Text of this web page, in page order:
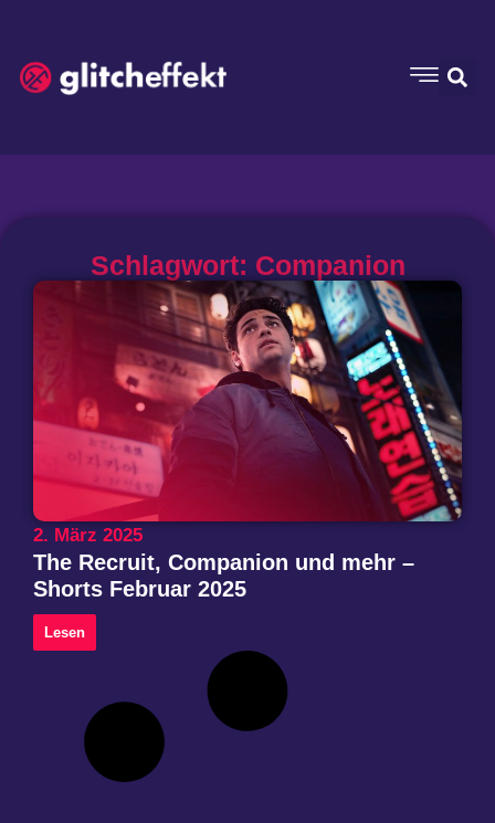
Schlagwort: Companion
2. März 2025
The Recruit, Companion und mehr –
Shorts Februar 2025
Lesen